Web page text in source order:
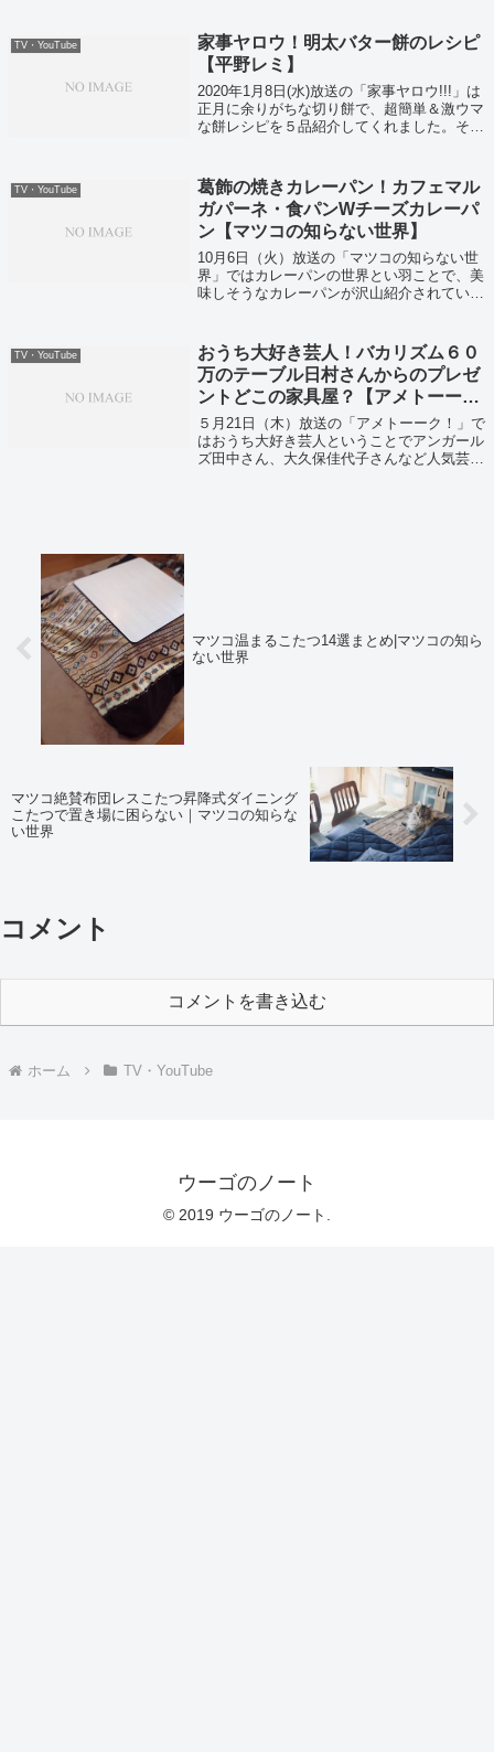
TV・YouTube
家事ヤロウ！明太バター餅のレシピ
【平野レミ】
2020年1月8日(水)放送の「家事ヤロウ!!!」は
正月に余りがちな切り餅で、超簡単＆激ウマ
な餅レシピを５品紹介してくれました。そし
シピ「明太バター餅」がこちらで...
TV・YouTube
葛飾の焼きカレーパン！カフェマル
ガパーネ・食パンWチーズカレーパ
ン【マツコの知らない世界】
10月6日（火）放送の「マツコの知らない世
界」ではカレーパンの世界とい羽ことで、美
味しそうなカレーパンが沢山紹介されていま
TV・YouTube
おうち大好き芸人！バカリズム６０
万のテーブル日村さんからのプレゼ
ントどこの家具屋？【アメトーー
ク！】
５月21日（木）放送の「アメトーーク！」で
はおうち大好き芸人ということでアンガール
ズ田中さん、大久保佳代子さんなど人気芸人
マツコ温まるこたつ14選まとめ|マツコの知ら
ない世界
マツコ絶賛布団レスこたつ昇降式ダイニング
こたつで置き場に困らない｜マツコの知らな
い世界
コメント
コメントを書き込む
ホーム TV・YouTube
ウーゴのノート
© 2019 ウーゴのノート.